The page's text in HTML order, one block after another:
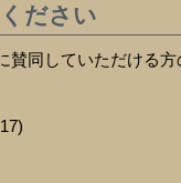
ださい
賛同していただける